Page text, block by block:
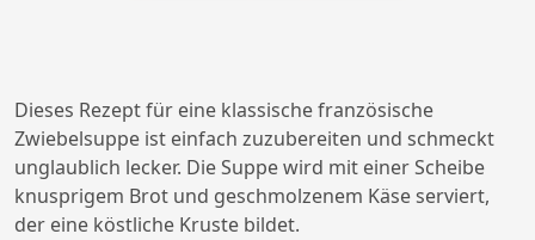
Dieses Rezept für eine klassische französische
Zwiebelsuppe ist einfach zuzubereiten und schmeckt
unglaublich lecker. Die Suppe wird mit einer Scheibe
knusprigem Brot und geschmolzenem Käse serviert,
der eine köstliche Kruste bildet.